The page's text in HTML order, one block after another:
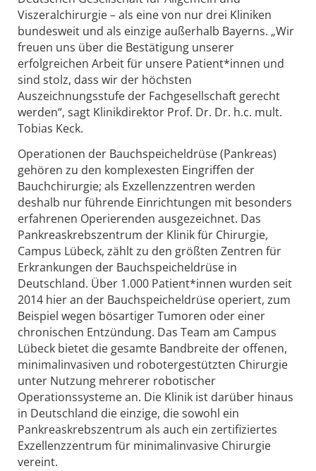
Viszeralchirurgie – als eine von nur drei Kliniken
bundesweit und als einzige außerhalb Bayerns. „Wir
freuen uns über die Bestätigung unserer
erfolgreichen Arbeit für unsere Patient*innen und
sind stolz, dass wir der höchsten
Auszeichnungsstufe der Fachgesellschaft gerecht
werden“, sagt Klinikdirektor Prof. Dr. Dr. h.c. mult.
Tobias Keck.
Operationen der Bauchspeicheldrüse (Pankreas)
gehören zu den komplexesten Eingriffen der
Bauchchirurgie; als Exzellenzzentren werden
deshalb nur führende Einrichtungen mit besonders
erfahrenen Operierenden ausgezeichnet. Das
Pankreaskrebszentrum der Klinik für Chirurgie,
Campus Lübeck, zählt zu den größten Zentren für
Erkrankungen der Bauchspeicheldrüse in
Deutschland. Über 1.000 Patient*innen wurden seit
2014 hier an der Bauchspeicheldrüse operiert, zum
Beispiel wegen bösartiger Tumoren oder einer
chronischen Entzündung. Das Team am Campus
Lübeck bietet die gesamte Bandbreite der offenen,
minimalinvasiven und robotergestützten Chirurgie
unter Nutzung mehrerer robotischer
Operationssysteme an. Die Klinik ist darüber hinaus
in Deutschland die einzige, die sowohl ein
Pankreaskrebszentrum als auch ein zertifiziertes
Exzellenzzentrum für minimalinvasive Chirurgie
vereint.